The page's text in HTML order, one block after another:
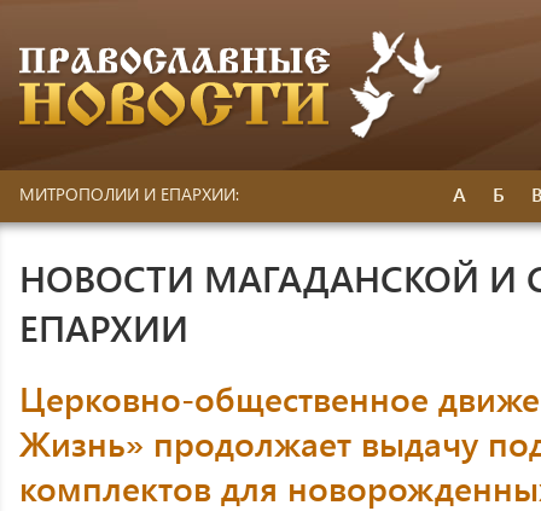
МИТРОПОЛИИ И ЕПАРХИИ: А Б
НОВОСТИ МАГАДАНСКОЙ И
ЕПАРХИИ
Церковно-общественное
Жизнь» продолжает выдачу
комплектов для